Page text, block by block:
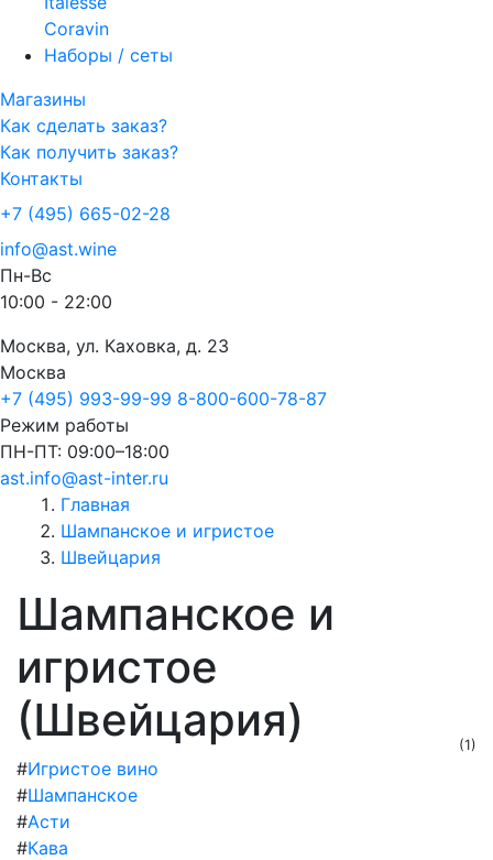
Coravin
Наборы / сеты
Магазины
Как сделать заказ?
Как получить заказ?
Контакты
+7 (495) 665-02-28
info@ast.wine
Пн-Вс
10:00 - 22:00
Москва, ул. Каховка, д. 23
Москва
+7 (495) 993-99-99 8-800-600-78-87
Режим работы
ПН-ПТ: 09:00–18:00
ast.info@ast-inter.ru
Главная
Шампанское и игристое
Швейцария
Шампанское и
игристое
(Швейцария)
(1)
#Игристое вино
#Шампанское
#Асти
#Кава